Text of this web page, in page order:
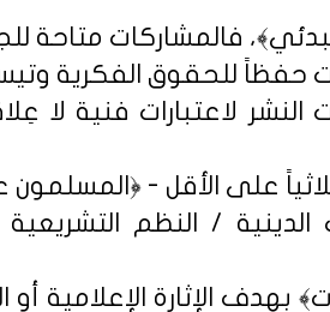
لاعتبارات فنية لا
/ النظم التشريعية /
الإثارة الإعلامية أو